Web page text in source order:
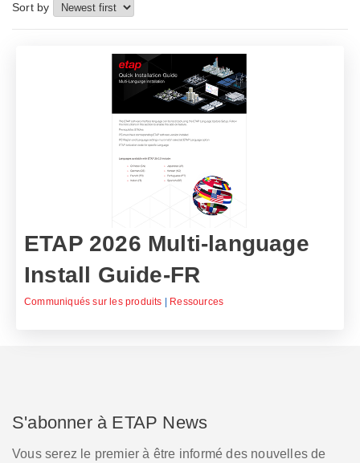
Sort by
ETAP 2026 Multi-language
Install Guide-FR
Communiqués sur les produits Ressources
S'abonner à ETAP News
Vous serez le premier à être informé des nouvelles de